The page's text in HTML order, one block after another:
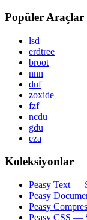
Popüler Araçlar
lsd
erdtree
broot
nnn
duf
zoxide
fzf
ncdu
gdu
eza
Koleksiyonlar
Peasy Text —
Peasy
Peasy
Peasy CSS —